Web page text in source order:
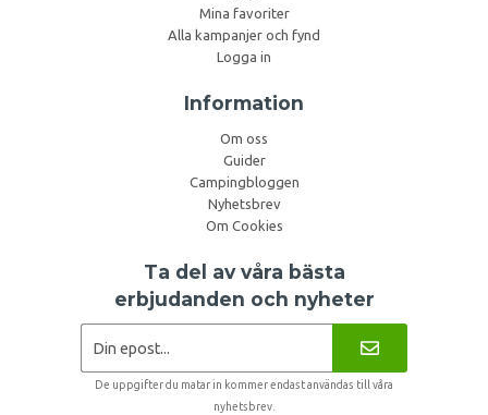
Mina favoriter
Alla kampanjer och fynd
Logga in
Information
Om oss
Guider
Campingbloggen
Nyhetsbrev
Om Cookies
Ta del av våra bästa
erbjudanden och nyheter
De uppgifter du matar in kommer endast användas till våra
nyhetsbrev.